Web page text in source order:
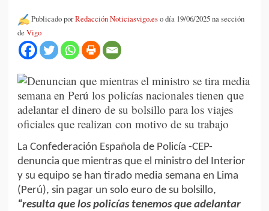
Publicado porRedacción Noticiasvigo.eso día 19/06/2025 na sección
de Vigo
La Confederación Española de Policía -CEP-
denuncia que mientras que el ministro del Interior
y su equipo se han tirado media semana en Lima
(Perú), sin pagar un solo euro de su bolsillo,
“resulta que los policías tenemos que adelantar